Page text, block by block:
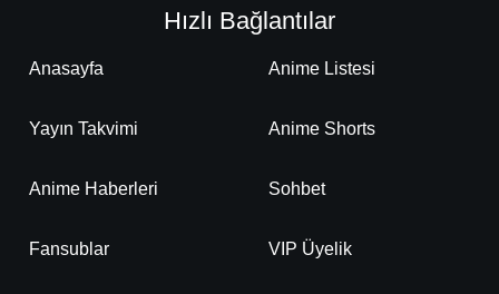
Hızlı Bağlantılar
Anasayfa Anime Listesi
Yayın Takvimi Anime Shorts
Anime Haberleri Sohbet
Fansublar VIP Üyelik